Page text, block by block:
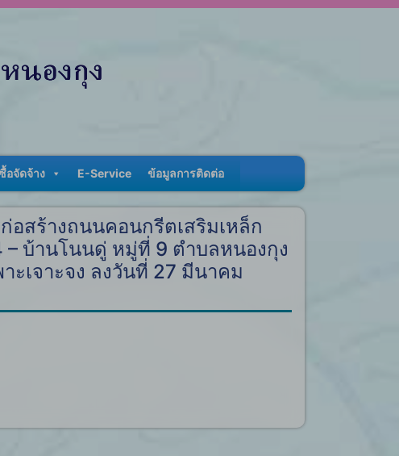
อจัดจ้าง E-Service ข้อมูลการติดต่อ
อสร้างถนนคอนกรีตเสริมเหล็ก
บ้านโนนดู่ หมู่ที่ 9 ตำบลหนองกุง
ะเจาะจง ลงวันที่ 27 มีนาคม